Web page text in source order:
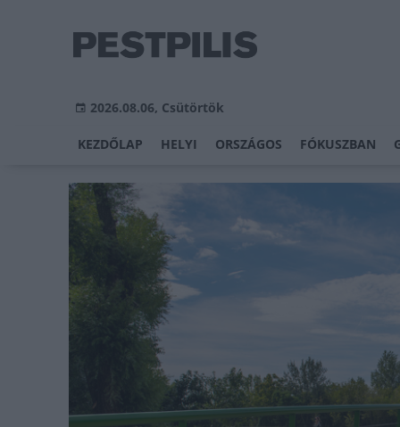
2026.08.06, Csütörtök
KEZDŐLAP HELYI ORSZÁGOS FÓKUSZBAN